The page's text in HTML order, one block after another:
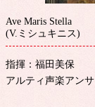
Ave Maris Stella
(V.ミシュキニス)
指揮：福田美保
アルティ声楽アン